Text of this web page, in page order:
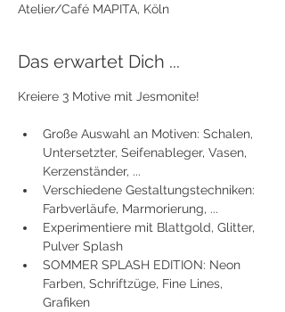
Atelier/Café MAPITA, Köln
Das erwartet Dich ...
Kreiere 3 Motive mit Jesmonite!
Große Auswahl an Motiven: Schalen,
Untersetzter, Seifenableger, Vasen,
Kerzenständer, ...
Verschiedene Gestaltungstechniken:
Farbverläufe, Marmorierung, ...
Experimentiere mit Blattgold, Glitter,
Pulver Splash
SOMMER SPLASH EDITION: Neon
Farben, Schriftzüge, Fine Lines,
Grafiken